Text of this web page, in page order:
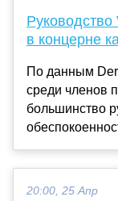
в концерне
По данным
среди членов
большинство
20:00, 25 Апр